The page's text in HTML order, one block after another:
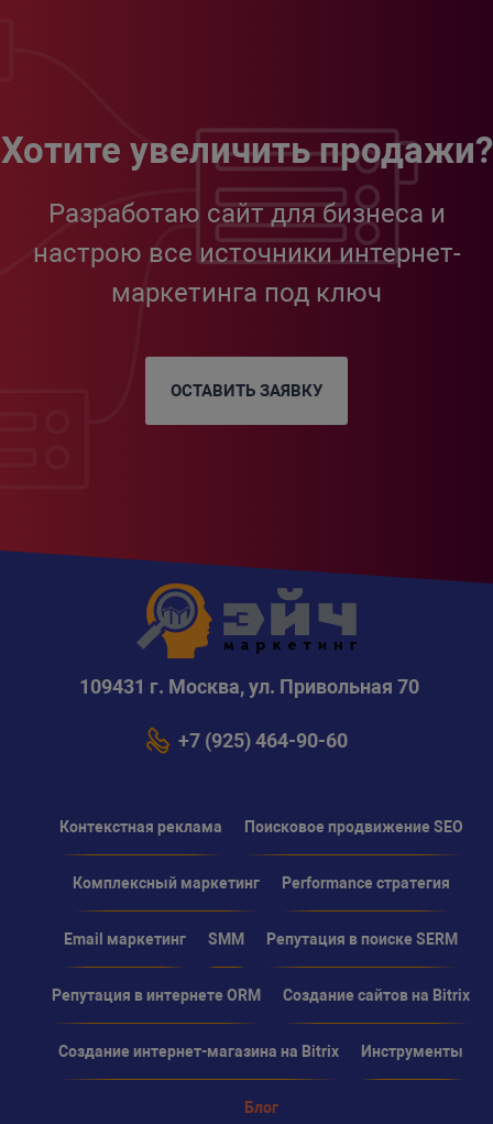
Хотите увеличить продажи?
Разработаю сайт для бизнеса и
настрою все источники интернет-
маркетинга под ключ
ОСТАВИТЬ ЗАЯВКУ
109431 г. Москва, ул. Привольная 70
+7 (925) 464-90-60
Контекстная реклама Поисковое продвижение SEO
Комплексный маркетинг Performance стратегия
Email маркетинг SMM Репутация в поиске SERM
Репутация в интернете ORM Создание сайтов на Bitrix
Создание интернет-магазина на Bitrix Инструменты
Блог